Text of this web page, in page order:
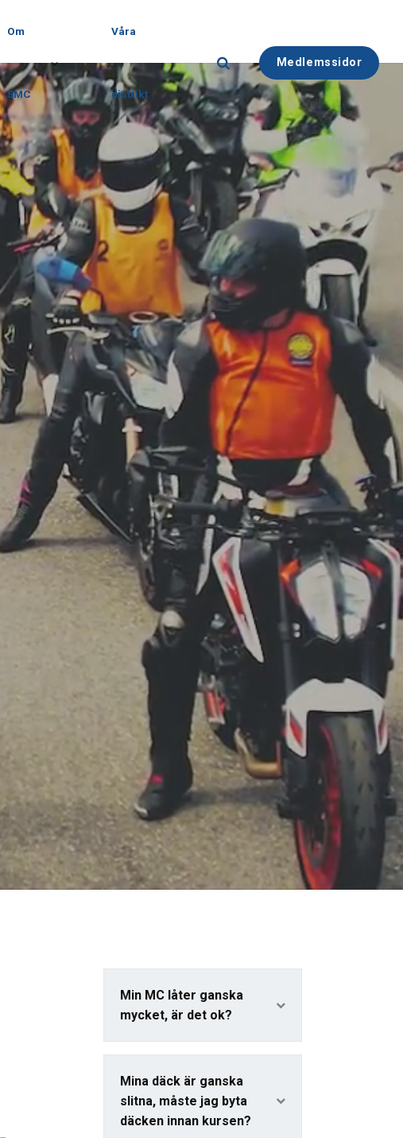
Om
SMC
Våra
distrikt
Medlemssidor
Min MC låter ganska
mycket, är det ok?
Mina däck är ganska
slitna, måste jag byta
däcken innan kursen?